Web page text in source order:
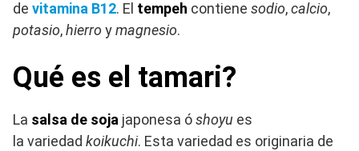
de vitamina B12. El tempeh contiene sodio,calcio,
potasio,hierro ymagnesio.
Qué es el tamari?
La salsa de soja japonesa óshoyu es
la variedad koikuchi. Esta variedad es originaria de